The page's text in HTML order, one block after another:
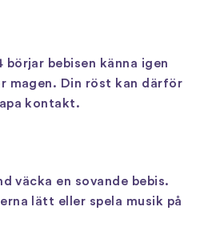
börjar bebisen känna igen
magen. Din röst kan därför
kontakt.
väcka en sovande bebis.
lätt eller spela musik på